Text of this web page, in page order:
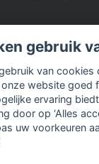
De kleuren
heldere
gebruik
van cookies
website goed
ervaring
door op ‘Alles
uw voorkeuren